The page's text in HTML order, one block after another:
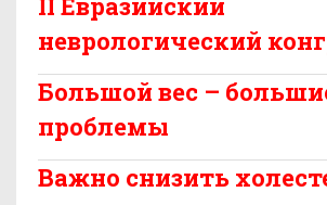
неврологический
Большой вес –
проблемы
Важно снизить